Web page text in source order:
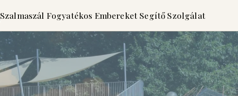
Szalmaszál Fogyatékos Embereket Segítő Szolgálat